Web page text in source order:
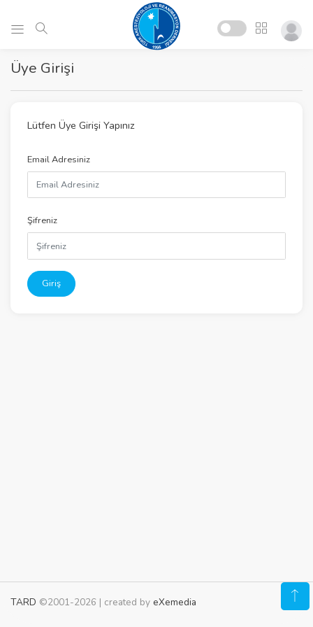
Üye Girişi
Lütfen Üye Girişi Yapınız
Email Adresiniz
Şifreniz
Giriş
TARD ©2001-2026 | created by eXemedia